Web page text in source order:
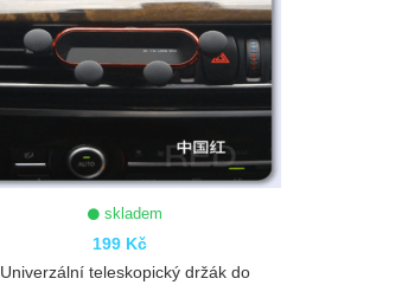
skladem
199 Kč
Univerzální teleskopický držák do